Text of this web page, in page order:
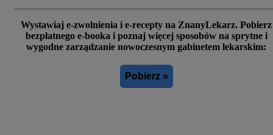
Wystawiaj e-zwolnienia i e-recepty na ZnanyLekarz. Pobierz
bezpłatnego e-booka i poznaj więcej sposobów na sprytne i
wygodne zarządzanie nowoczesnym gabinetem lekarskim:
Pobierz »